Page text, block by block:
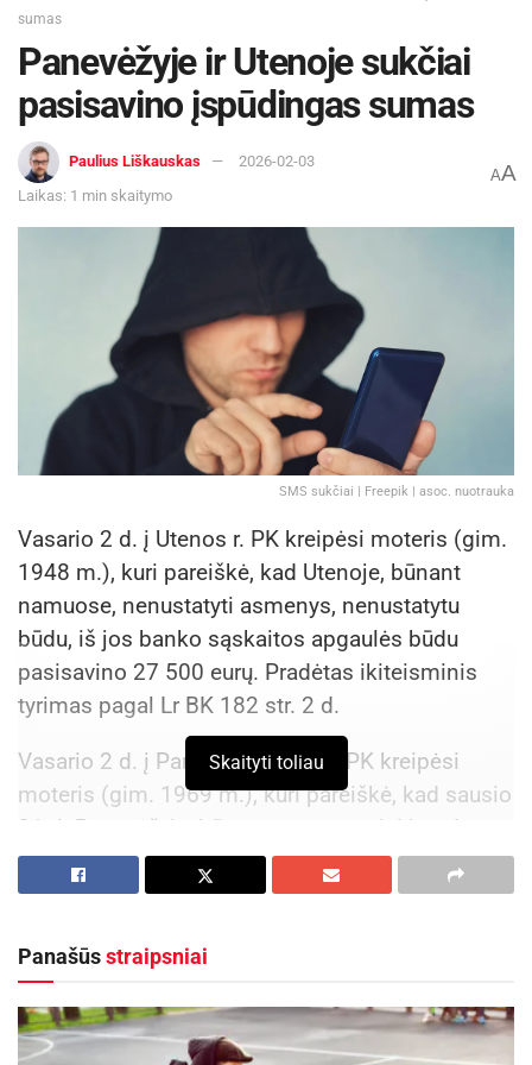
sumas
Panevėžyje ir Utenoje sukčiai
pasisavino įspūdingas sumas
Paulius Liškauskas
2026-02-03
Laikas: 1 min skaitymo
AA
SMS sukčiai | Freepik | asoc. nuotrauka
Vasario 2 d. į Utenos r. PK kreipėsi moteris (gim.
1948 m.), kuri pareiškė, kad Utenoje, būnant
namuose, nenustatyti asmenys, nenustatytu
būdu, iš jos banko sąskaitos apgaulės būdu
pasisavino 27 500 eurų. Pradėtas ikiteisminis
tyrimas pagal Lr BK 182 str. 2 d.
Vasario 2 d. į Panevėžio apskr. VPK kreipėsi
moteris (gim. 1969 m.), kuri pareiškė, kad sausio
31 d. Panevėžyje, būnant namuose, jai bandant
prisijungti prie atsiųstos galimai fiktyvios siuntos
pristatymo nuorodos ir, suvedus banko
apgaulės būdu nuskaičiuoti 16 935 eurai.
str. 1 d.
Skaityti toliau
Panašūsstraipsniai